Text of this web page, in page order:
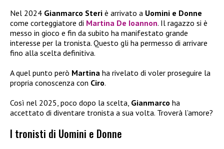
Nel 2024 Gianmarco Steri è arrivato a Uomini e Donne
come corteggiatore di Martina De Ioannon. Il ragazzo si è
messo in gioco e fin da subito ha manifestato grande
interesse per la tronista. Questo gli ha permesso di arrivare
fino alla scelta definitiva.
A quel punto però Martina ha rivelato di voler proseguire la
propria conoscenza con Ciro.
Così nel 2025, poco dopo la scelta, Gianmarco ha
accettato di diventare tronista a sua volta. Troverà l’amore?
I tronisti di Uomini e Donne